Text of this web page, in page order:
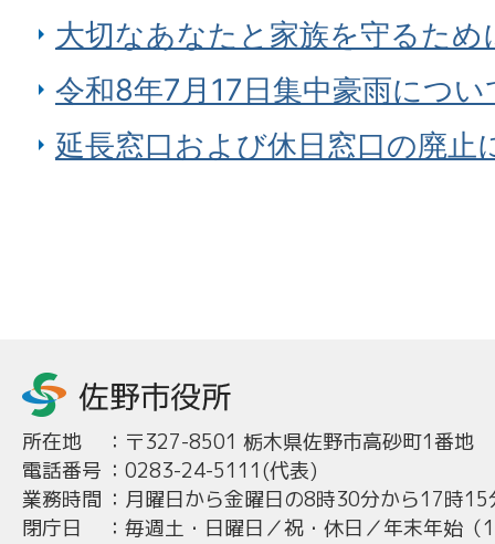
大切なあなたと家族を守るた
令和8年7月17日集中豪雨につい
延長窓口および休日窓口の廃止
所在地 ： 〒327-8501 栃木県佐野市高砂町1番地
電話番号 ： 0283-24-5111(代表)
業務時間 ： 月曜日から金曜日の8時30分から17時15
閉庁日
： 毎週土・日曜日／祝・休日／年末年始